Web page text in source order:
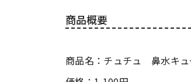
商品概要
商品名：チュチュ 鼻水キュ